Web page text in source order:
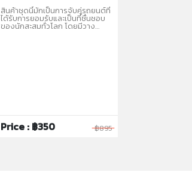
สินค้าชุดนี้มักเป็นการจับคู่รถยนต์ที่
ได้รับการยอมรับและเป็นที่ชื่นชอบ
ของนักสะสมทั่วโลก โดยมีวาง
Price : ฿350 ฿895